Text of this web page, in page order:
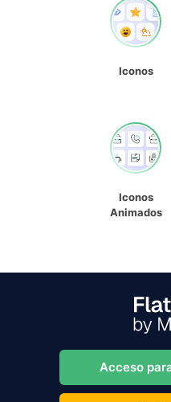
Iconos
Iconos
Animados
Acceso